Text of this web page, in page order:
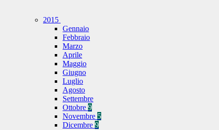
2015
Gennaio
Febbraio
Marzo
Aprile
Maggio
Giugno
Luglio
Agosto
Settembre
Ottobre 9
Novembre 5
Dicembre 9